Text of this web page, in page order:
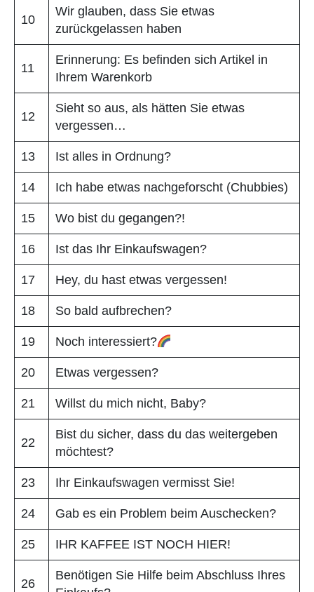
10
Wir glauben, dass Sie etwas
zurückgelassen haben
11
Erinnerung: Es befinden sich Artikel in
Ihrem Warenkorb
12
Sieht so aus, als hätten Sie etwas
vergessen…
13 Ist alles in Ordnung?
14 Ich habe etwas nachgeforscht (Chubbies)
15 Wo bist du gegangen?!
16 Ist das Ihr Einkaufswagen?
17 Hey, du hast etwas vergessen!
18 So bald aufbrechen?
19 Noch interessiert?
20 Etwas vergessen?
21 Willst du mich nicht, Baby?
22
Bist du sicher, dass du das weitergeben
möchtest?
23 Ihr Einkaufswagen vermisst Sie!
24 Gab es ein Problem beim Auschecken?
25 IHR KAFFEE IST NOCH HIER!
26
Benötigen Sie Hilfe beim Abschluss Ihres